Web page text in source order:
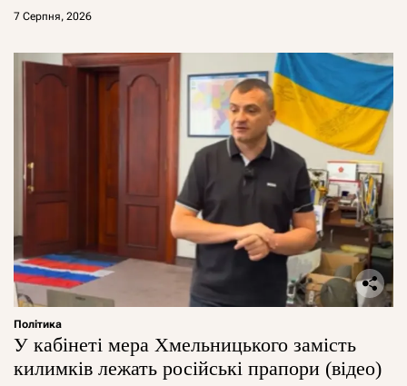
7 Серпня, 2026
Політика
У кабінеті мера Хмельницького замість
килимків лежать російські прапори (відео)